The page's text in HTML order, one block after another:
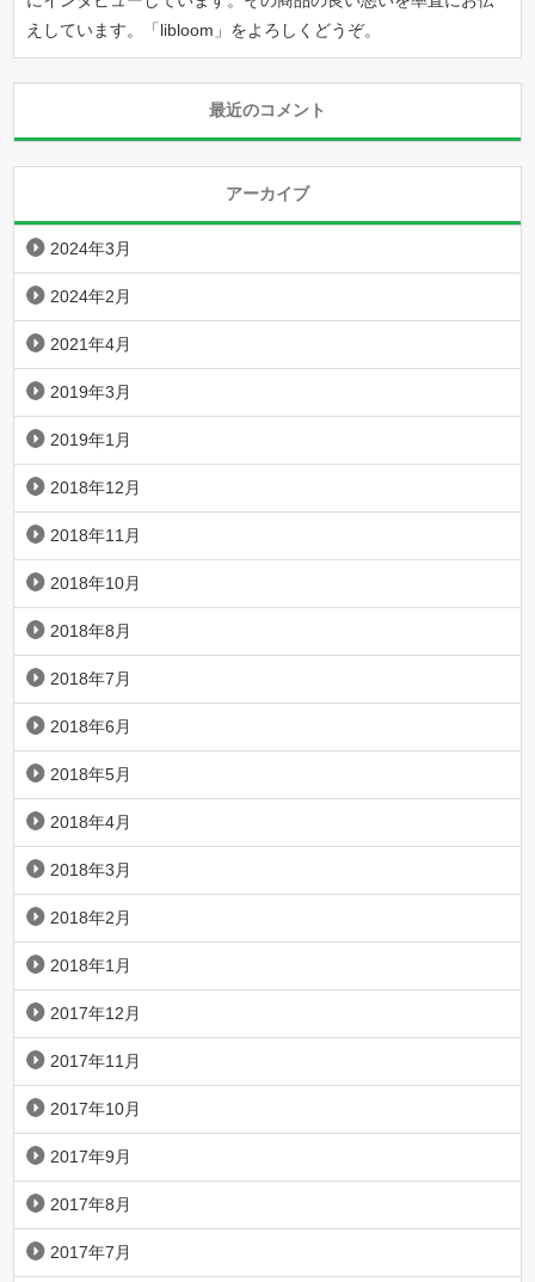
えしています。「libloom 」をよろしくどうぞ。
最近のコメント
アーカイブ
2024年3月
2024年2月
2021年4月
2019年3月
2019年1月
2018年12月
2018年11月
2018年10月
2018年8月
2018年7月
2018年6月
2018年5月
2018年4月
2018年3月
2018年2月
2018年1月
2017年12月
2017年11月
2017年10月
2017年9月
2017年8月
2017年7月